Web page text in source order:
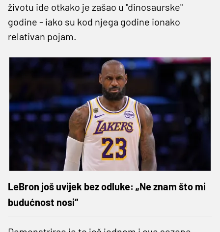
životu ide otkako je zašao u "dinosaurske"
godine - iako su kod njega godine ionako
relativan pojam.
LeBron još uvijek bez odluke: „Ne znam što mi
budućnost nosi“